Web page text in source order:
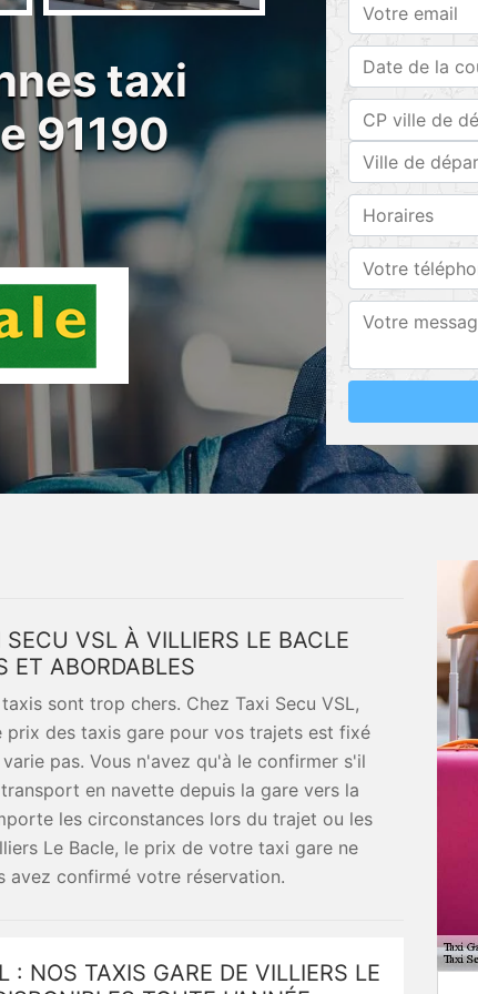
taxi
91190
VSL À VILLIERS LE BACLE
ET ABORDABLES
sont trop chers. Chez Taxi Secu VSL,
des taxis gare pour vos trajets est fixé
pas. Vous n'avez qu'à le confirmer s'il
en navette depuis la gare vers la
les circonstances lors du trajet ou les
Le Bacle, le prix de votre taxi gare ne
avez confirmé votre réservation.
: NOS TAXIS GARE DE VILLIERS LE